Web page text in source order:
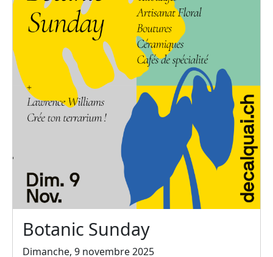
Botanic Sunday
Dimanche, 9 novembre 2025